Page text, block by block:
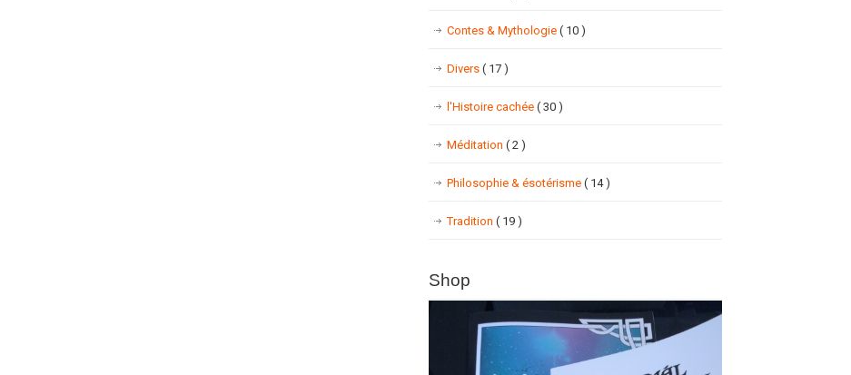
Contes & Mythologie ( 10 )
Divers ( 17 )
l'Histoire cachée ( 30 )
Méditation ( 2 )
Philosophie & ésotérisme ( 14 )
Tradition ( 19 )
Shop